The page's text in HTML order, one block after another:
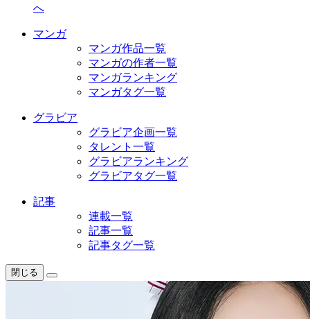
へ
マンガ
マンガ作品一覧
マンガの作者一覧
マンガランキング
マンガタグ一覧
グラビア
グラビア企画一覧
タレント一覧
グラビアランキング
グラビアタグ一覧
記事
連載一覧
記事一覧
記事タグ一覧
閉じる